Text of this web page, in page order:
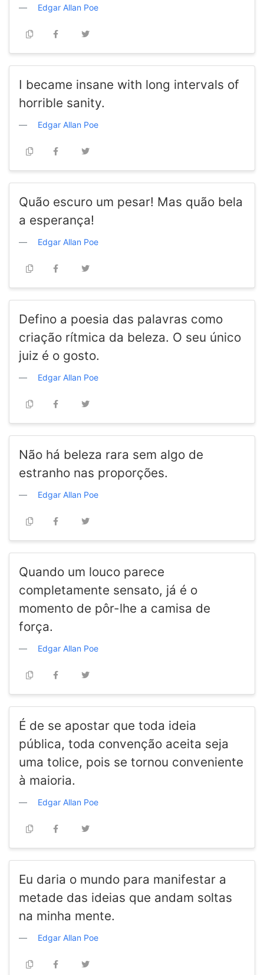
Edgar Allan Poe
I became insane with long intervals of
horrible sanity.
Edgar Allan Poe
Quão escuro um pesar! Mas quão bela
a esperança!
Edgar Allan Poe
Defino a poesia das palavras como
criação rítmica da beleza. O seu único
juiz é o gosto.
Edgar Allan Poe
Não há beleza rara sem algo de
estranho nas proporções.
Edgar Allan Poe
Quando um louco parece
completamente sensato, já é o
momento de pôr-lhe a camisa de
força.
Edgar Allan Poe
É de se apostar que toda ideia
pública, toda convenção aceita seja
uma tolice, pois se tornou conveniente
à maioria.
Edgar Allan Poe
Eu daria o mundo para manifestar a
metade das ideias que andam soltas
na minha mente.
Edgar Allan Poe